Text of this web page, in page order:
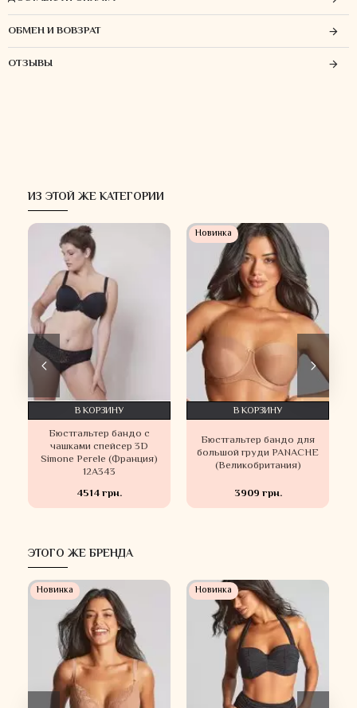
ОБМЕН И ВОВЗРАТ
ОТЗЫВЫ
ИЗ ЭТОЙ ЖЕ КАТЕГОРИИ
Бюстгальтер бандо c
чашками спейсер 3D
Simone Perele (Франция)
12A343
4514 грн.
В КОРЗИНУ
Новинка
Бюстгальтер бандо для
большой груди PANACHE
(Великобритания)
3909 грн.
В КОРЗИНУ
ЭТОГО ЖЕ БРЕНДА
Новинка Новинка